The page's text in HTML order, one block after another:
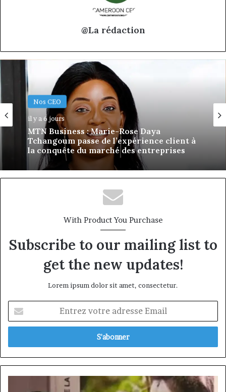
@La rédaction
Nos CEO
il y a 6 jours
MTN Business : Marie-Rose Daya
Tchangoum passe de l’expérience client à
Nos CEO
il y a 1 semaine
Afri Insurance et AfriLife Insurance :
Philippe Kanga nommé Directeur
Général par intérim, fin de mandat pour
Norbert Ngniwake
With Product You Purchase
Subscribe to our mailing list to
get the new updates!
Lorem ipsum dolor sit amet, consectetur.
votre
adresse